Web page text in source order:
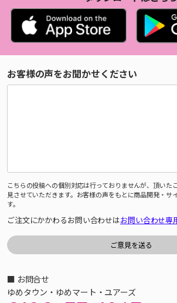
お客様の声をお聞かせください
こちらの投稿への個別対応は行っておりませんが、頂いた
見させていただきます。お客様の声をもとに商品開発・サ
す。
ご注文にかかわるお問い合わせはお問い合わせ専
■ お問合せ
ゆめタウン・ゆめマート・ユアーズ